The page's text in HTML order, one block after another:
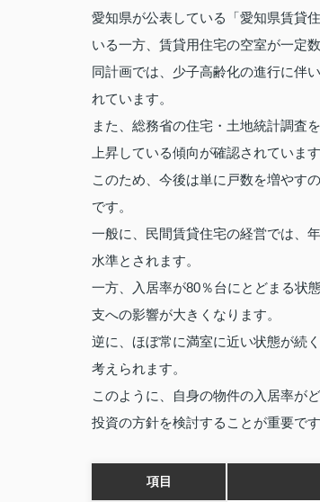
愛知県が公表している「愛知県賃貸
いる一方、賃貸用住宅の空室が一定
同計画では、少子高齢化の進行に伴
れています。
また、総務省の住宅・土地統計調査
上昇している傾向が確認されています
このため、今後は単に戸数を増やす
です。
一般に、民間賃貸住宅の経営では、
水準とされます。
一方、入居率が80％台にとどまる状
支への影響が大きくなります。
逆に、ほぼ常に満室に近い状態が続
考えられます。
このように、自身の物件の入居率が
投資の方針を検討することが重要です
項目